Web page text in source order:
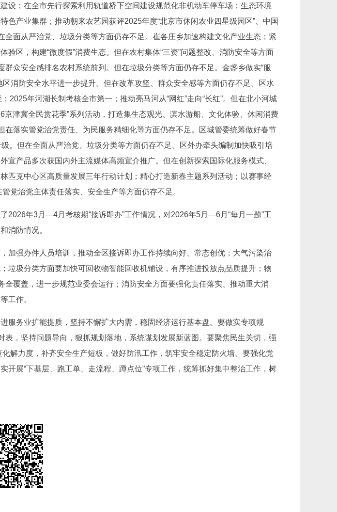
设；在全市先行探索利用轨道桥下空间建设规范化非机动车停车场；生态环境
产业集群；推动朝来农艺园获评2025年度“北京市休闲农业四星级园区”、中国
面从严治党、垃圾分类等方面仍存不足。崔各庄乡加速构建文化产业生态；紧
区，构建“微度假”消费生态。但在农村集体“三资”问题整改、消防安全等方面
众安全感排名农村系统前列。但在垃圾分类等方面仍存不足。金盏乡做实“服
消防安全水平进一步提升。但在改革攻坚、群众安全感等方面仍存不足。区水
2025年河湖长制考核全市第一；推动亮马河从“网红”走向“长红”。但在北小河城
津冀全民赏花季”系列活动，打造集生态观光、滨水游船、文化体验、休闲消费
落实管党治党责任、为民服务精细化等方面仍存不足。区城管委统筹做好春节
。但在全面从严治党、垃圾分类等方面仍存不足。区外办牵头编制加快吸引培
产品多次获国内外主流媒体高频宣介推广。但在创新探索国际化服务模式、
匹克中心区高质量发展三年行动计划；精心打造新春主题系列活动；以赛事经
党治党主体责任落实、安全生产等方面仍存不足。
2026年3月—4月考核期“接诉即办”工作情况，对2026年5月—6月“每月一题”工
消防情况。
加强办件人员培训，推动全区接诉即办工作持续向好、常态创优；大气污染治
垃圾分类方面要加快可回收物智能回收机铺设，有序推进投放点品质提升；物
覆盖，进一步规范业委会运行；消防安全方面要强化责任落实、推动重大消
工作。
服务业扩能提质，坚持不懈扩大内需，稳固经济运行基本盘。要做实专项规
，坚持问题导向，狠抓规划落地，系统谋划发展新蓝图。要聚焦民生关切，强
解力度，补齐安全生产短板，做好防汛工作，筑牢安全稳定防火墙。要强化党
展“下基层、跑工单、走流程、蹲点位”专项工作，统筹抓好集中整治工作，树